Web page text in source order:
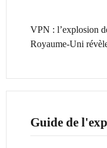
VPN : l’explosion
Royaume-Uni
Guide de